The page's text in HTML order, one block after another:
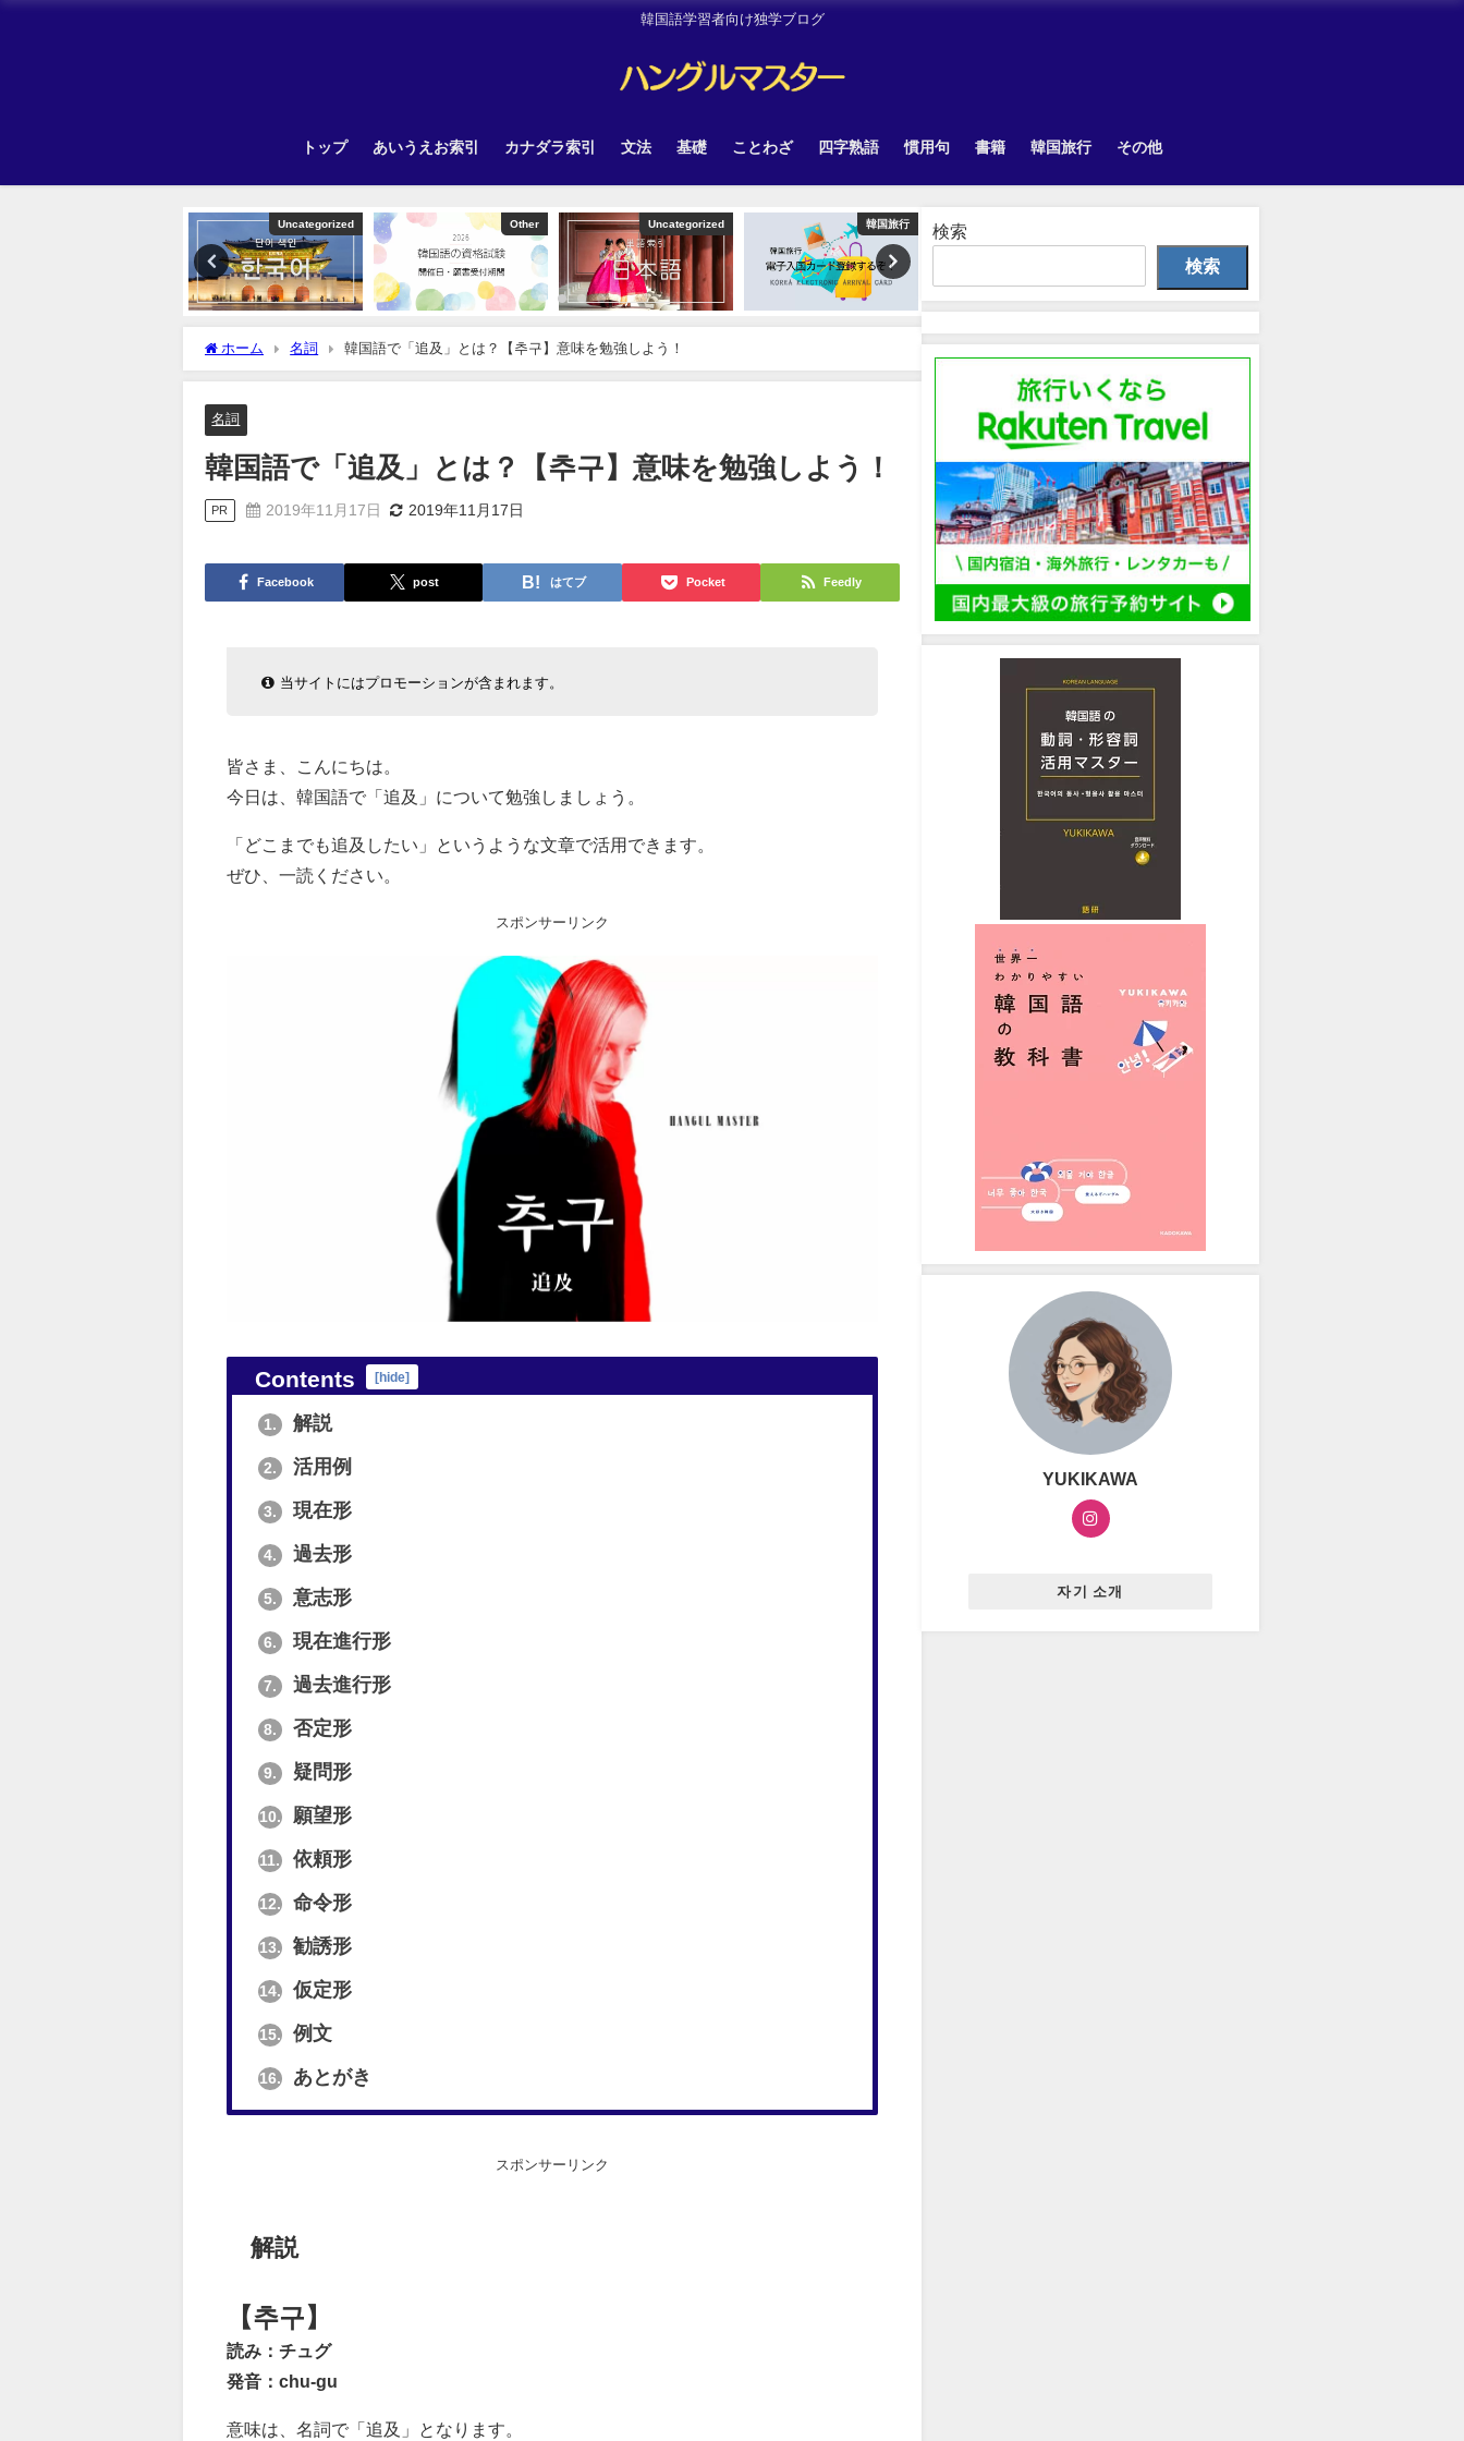
韓国語学習者向け独学ブログ
トップ あいうえお索引 カナダラ索引 文法 基礎 ことわざ 四字熟語 慣用句 書籍 韓国旅行 その他
Uncategorized Other Uncategorized 韓国旅行
ホーム 名詞 韓国語で「追及」とは？【추구】意味を勉強しよう！
名詞
韓国語で「追及」とは？【추구】意味を勉強しよう！
PR 2019年11月17日 2019年11月17日
Facebook post はてブ Pocket Feedly
当サイトにはプロモーションが含まれます。
皆さま、こんにちは。
今日は、韓国語で「追及」について勉強しましょう。
「どこまでも追及したい」というような文章で活用できます。
ぜひ、一読ください。
スポンサーリンク
Contents [hide]
1. 解説
2. 活用例
3. 現在形
4. 過去形
5. 意志形
6. 現在進行形
7. 過去進行形
8. 否定形
9. 疑問形
10. 願望形
11. 依頼形
12. 命令形
13. 勧誘形
14. 仮定形
15. 例文
16. あとがき
スポンサーリンク
解説
【추구】
読み：チュグ
発音：chu-gu
意味は、名詞で「追及」となります。
検索
検索
YUKIKAWA
자기 소개